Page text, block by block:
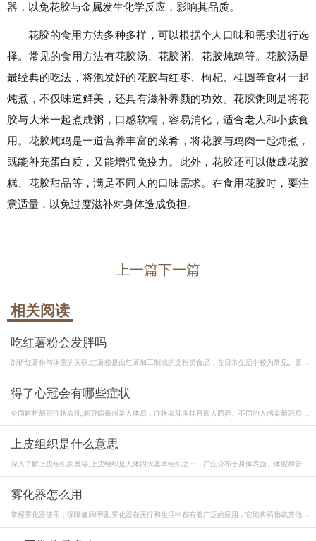
器，以免花胶与金属发生化学反应，影响其品质。
花胶的食用方法多种多样，可以根据个人口味和需求进行选
择。常见的食用方法有花胶汤、花胶粥、花胶炖鸡等。花胶汤是
最经典的吃法，将泡发好的花胶与红枣、枸杞、桂圆等食材一起
炖煮，不仅味道鲜美，还具有滋补养颜的功效。花胶粥则是将花
胶与大米一起煮成粥，口感软糯，容易消化，适合老人和小孩食
用。花胶炖鸡是一道营养丰富的菜肴，将花胶与鸡肉一起炖煮，
既能补充蛋白质，又能增强免疫力。此外，花胶还可以做成花胶
糕、花胶甜品等，满足不同人的口味需求。在食用花胶时，要注
意适量，以免过度滋补对身体造成负担。
上一篇下一篇
相关阅读
吃红薯粉会发胖吗
剖析红薯粉与体重的关联,红薯粉是由红薯加工制成的淀粉类食品，在日常生活中较为常见。要...
得了心冠会有哪些症状
全面解析新冠症状表现,新冠病毒感染人体后，症状表现多样且因人而异。不同的人感染新冠后...
上皮组织是什么意思
深入了解上皮组织的奥秘,上皮组织是人体四大基本组织之一，广泛分布于身体表面、体腔和管...
雾化器怎么用
掌握雾化器使用，保障健康呼吸,雾化器在医疗和生活中都有着广泛的应用，它能将药物或其他...